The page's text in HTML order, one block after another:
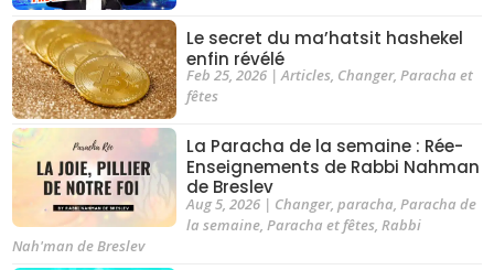
Le secret du ma’hatsit hashekel
enfin révélé
Feb 25, 2026|Articles, Changer, Paracha et
fêtes
La Paracha de la semaine : Rée-
Enseignements de Rabbi Nahman
de Breslev
Aug 5, 2026| Changer, paracha, Paracha de
la semaine, Paracha et fêtes, Rabbi
Nah'man de Breslev